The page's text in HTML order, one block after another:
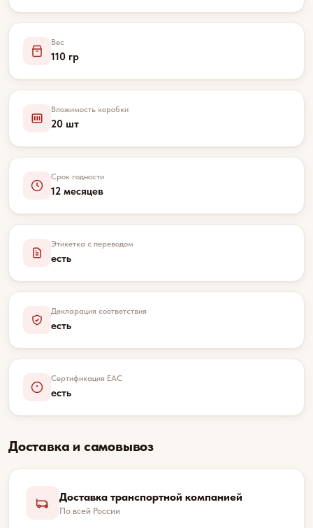
Вес
110 гр
Вложимость коробки
20 шт
Срок годности
12 месяцев
Этикетка с переводом
есть
Декларация соответствия
есть
Сертификация EAC
есть
Доставка и самовывоз
Доставка транспортной компанией
По всей России